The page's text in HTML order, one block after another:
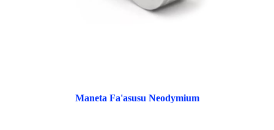
Maneta Fa'asusu Neodymium